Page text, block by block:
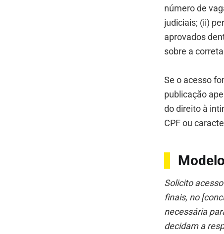
número de
judiciais; (ii)
aprovados
sobre a
Se o acesso
publicação
do direito à
CPF ou
Solicito
finais, no
necessária
decidam a